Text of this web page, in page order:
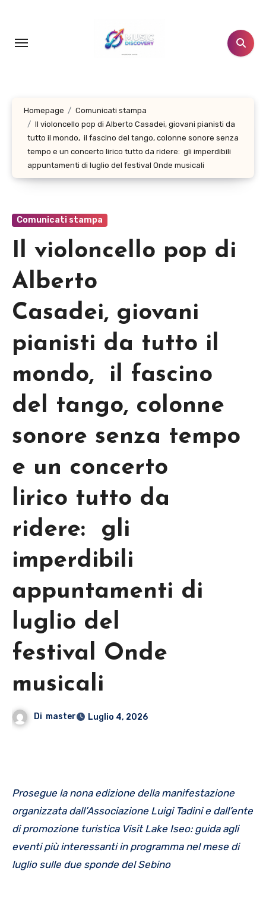
contenuto
Homepage
Comunicati stampa
Il violoncello pop di Alberto Casadei, giovani pianisti da
tutto il mondo, il fascino del tango, colonne sonore senza
tempo e un concerto lirico tutto da ridere: gli imperdibili
appuntamenti di luglio del festival Onde musicali
Comunicati stampa
Il violoncello pop di
Alberto
Casadei, giovani
pianisti da tutto il
mondo, il fascino
del tango, colonne
sonore senza tempo
e un concerto
lirico tutto da
ridere: gli
imperdibili
appuntamenti di
luglio del
festival Onde
musicali
Di master Luglio 4, 2026
Prosegue la nona edizione della manifestazione
organizzata dall’Associazione Luigi Tadini e dall’ente
di promozione turistica Visit Lake Iseo: guida agli
eventipiù interessanti in programma nel mese di
luglio sulle due sponde del Sebino